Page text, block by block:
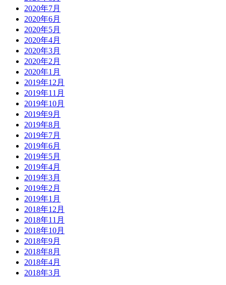
2020年7月
2020年6月
2020年5月
2020年4月
2020年3月
2020年2月
2020年1月
2019年12月
2019年11月
2019年10月
2019年9月
2019年8月
2019年7月
2019年6月
2019年5月
2019年4月
2019年3月
2019年2月
2019年1月
2018年12月
2018年11月
2018年10月
2018年9月
2018年8月
2018年4月
2018年3月